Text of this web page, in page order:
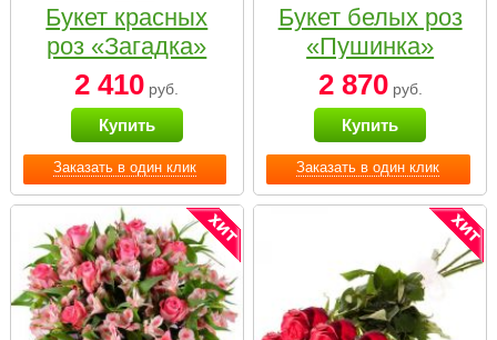
Заказать в один клик
Букет красных
роз «Загадка»
2 410 руб.
Купить
Заказать в один клик
Букет белых роз
«Пушинка»
2 870руб.
Купить